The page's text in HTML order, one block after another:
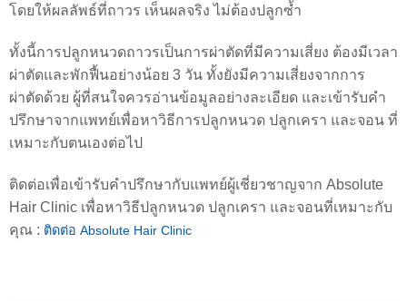
โดยให้ผลลัพธ์ที่ถาวร เห็นผลจริง ไม่ต้องปลูกซ้ำ
ทั้งนี้การปลูกหนวดถาวรเป็นการผ่าตัดที่มีความเสี่ยง ต้องมีเวลา
ผ่าตัดและพักฟื้นอย่างน้อย 3 วัน ทั้งยังมีความเสี่ยงจากการ
ผ่าตัดด้วย ผู้ที่สนใจควรอ่านข้อมูลอย่างละเอียด และเข้ารับคำ
ปรึกษาจากแพทย์เพื่อหาวิธีการปลูกหนวด ปลูกเครา และจอน ที่
เหมาะกับตนเองต่อไป
ติดต่อเพื่อเข้ารับคำปรึกษากับแพทย์ผู้เชี่ยวชาญจาก Absolute
Hair Clinic เพื่อหาวิธีปลูกหนวด ปลูกเครา และจอนที่เหมาะกับ
คุณ : ติดต่อ Absolute Hair Clinic